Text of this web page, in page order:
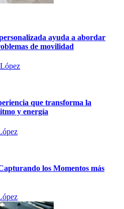
ayuda a abordar
de movilidad
que transforma la
y energía
los Momentos más